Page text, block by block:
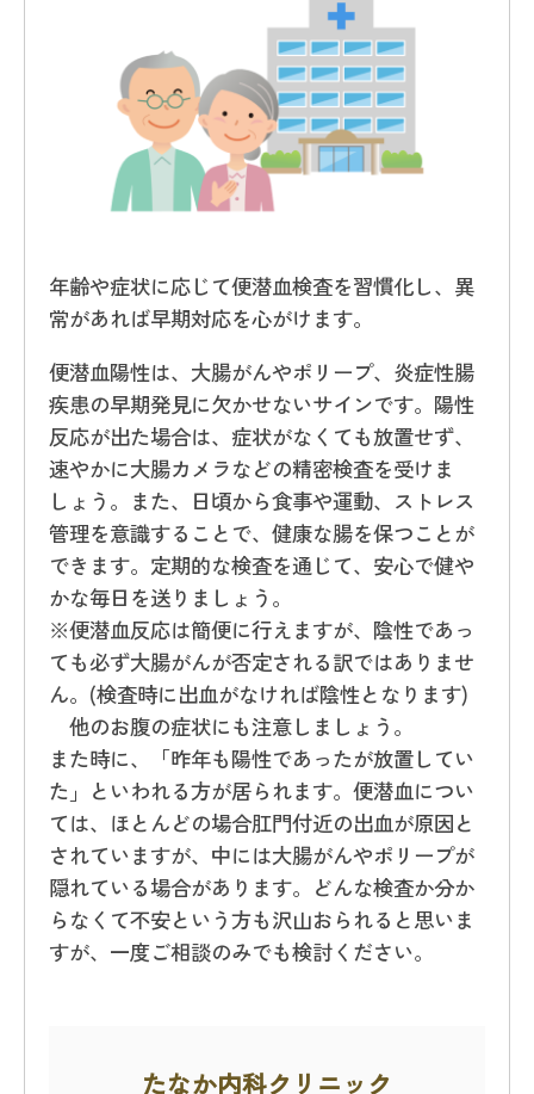
年齢や症状に応じて便潜血検査を習慣化し、異
常があれば早期対応を心がけます。
便潜血陽性は、大腸がんやポリープ、炎症性腸
疾患の早期発見に欠かせないサインです。陽性
反応が出た場合は、症状がなくても放置せず、
速やかに大腸カメラなどの精密検査を受けま
しょう。また、日頃から食事や運動、ストレス
管理を意識することで、健康な腸を保つことが
できます。定期的な検査を通じて、安心で健や
かな毎日を送りましょう。
※便潜血反応は簡便に行えますが、陰性であっ
ても必ず大腸がんが否定される訳ではありませ
ん。(検査時に出血がなければ陰性となります)
他のお腹の症状にも注意しましょう。
また時に、「昨年も陽性であったが放置してい
た」といわれる方が居られます。便潜血につい
ては、ほとんどの場合肛門付近の出血が原因と
されていますが、中には大腸がんやポリープが
隠れている場合があります。どんな検査か分か
らなくて不安という方も沢山おられると思いま
すが、一度ご相談のみでも検討ください。
たなか内科クリニック